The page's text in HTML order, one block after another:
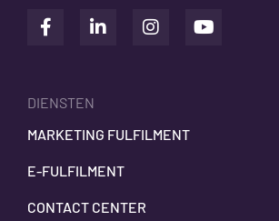
DIENSTEN
MARKETING FULFILMENT
E-FULFILMENT
CONTACT CENTER